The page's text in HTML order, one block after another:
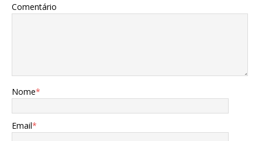
Comentário
Nome*
Email*